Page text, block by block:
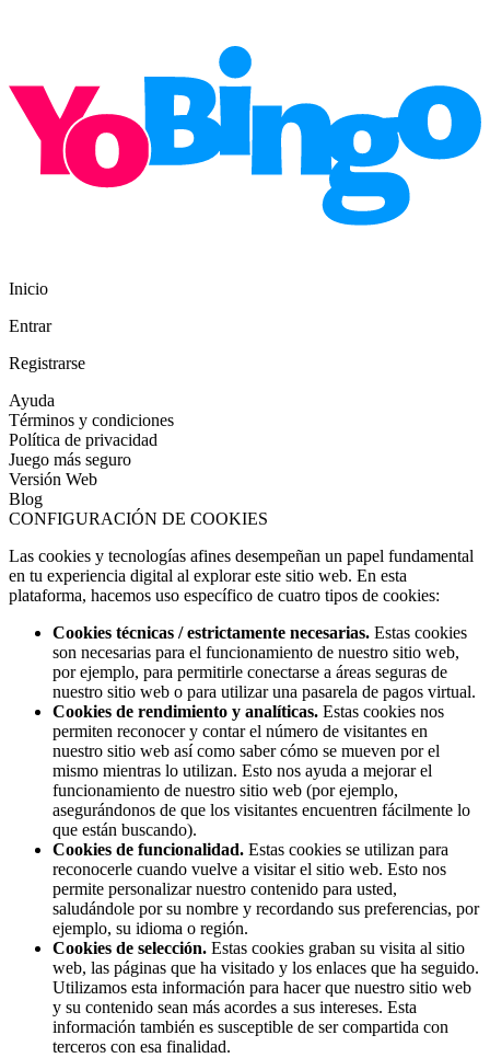
Inicio
Entrar
Registrarse
Ayuda
Términos y condiciones
Política de privacidad
Juego más seguro
Versión Web
Blog
CONFIGURACIÓN DE COOKIES
Las cookies y tecnologías afines desempeñan un papel fundamental
en tu experiencia digital al explorar este sitio web. En esta
plataforma, hacemos uso específico de cuatro tipos de cookies:
Cookies técnicas / estrictamente necesarias. Estas cookies
son necesarias para el funcionamiento de nuestro sitio web,
por ejemplo, para permitirle conectarse a áreas seguras de
nuestro sitio web o para utilizar una pasarela de pagos virtual.
Cookies de rendimiento y analíticas. Estas cookies nos
permiten reconocer y contar el número de visitantes en
nuestro sitio web así como saber cómo se mueven por el
mismo mientras lo utilizan. Esto nos ayuda a mejorar el
funcionamiento de nuestro sitio web (por ejemplo,
asegurándonos de que los visitantes encuentren fácilmente lo
que están buscando).
Cookies de funcionalidad. Estas cookies se utilizan para
reconocerle cuando vuelve a visitar el sitio web. Esto nos
permite personalizar nuestro contenido para usted,
saludándole por su nombre y recordando sus preferencias, por
ejemplo, su idioma o región.
Cookies de selección. Estas cookies graban su visita al sitio
web, las páginas que ha visitado y los enlaces que ha seguido.
Utilizamos esta información para hacer que nuestro sitio web
y su contenido sean más acordes a sus intereses. Esta
información también es susceptible de ser compartida con
terceros con esa finalidad.